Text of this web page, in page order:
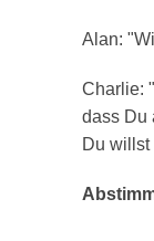
Alan:
Charlie:
dass Du
Du willst